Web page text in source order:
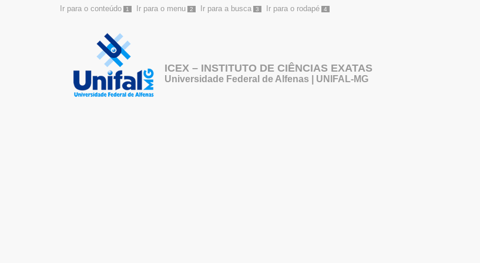
Ir para o conteúdo 1 Ir para o menu 2 Ir para a busca 3 Ir para o rodapé 4
ICEX – INSTITUTO DE CIÊNCIAS EXATAS
Universidade Federal de Alfenas | UNIFAL-MG